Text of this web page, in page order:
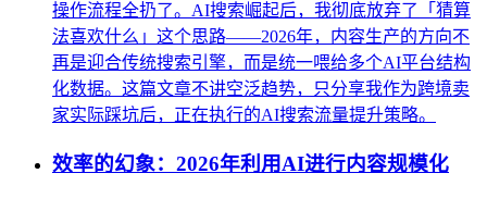
操作流程全扔了。AI搜索崛起后，我彻底放弃了「猜算
法喜欢什么」这个思路——2026年，内容生产的方向不
再是迎合传统搜索引擎，而是统一喂给多个AI平台结构
化数据。这篇文章不讲空泛趋势，只分享我作为跨境卖
家实际踩坑后，正在执行的AI搜索流量提升策略。
效率的幻象：2026年利用AI进行内容规模化